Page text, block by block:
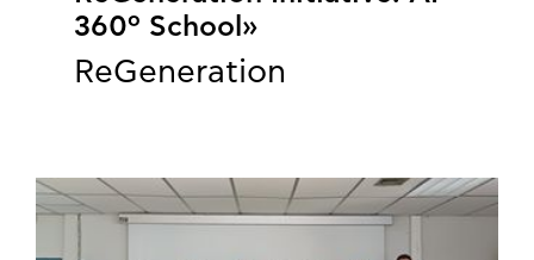
360º School»
ReGeneration